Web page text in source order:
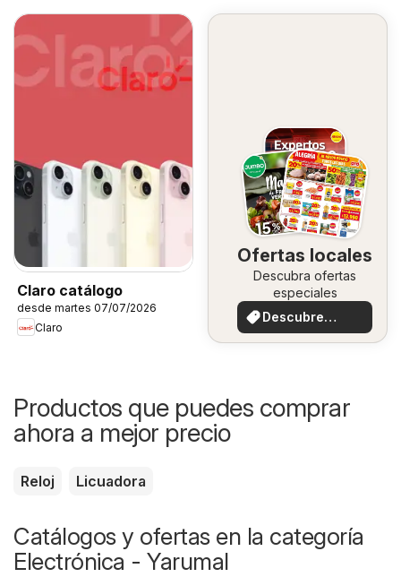
Claro catálogo
desde martes 07/07/2026
Claro
Ofertas locales
Descubra ofertas
especiales
Descubre
ofertas
Productos que puedes comprar
ahora a mejor precio
Reloj Licuadora
Catálogos y ofertas en la categoría
Electrónica - Yarumal